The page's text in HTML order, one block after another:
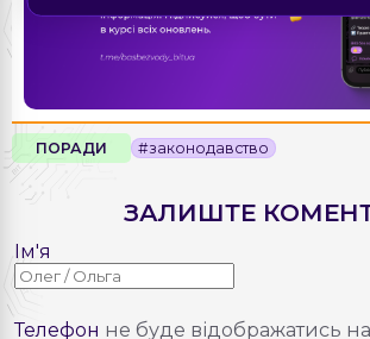
ПОРАДИ #законодавство
ЗАЛИШТЕ
Ім'я
Телефон не буде відображатись на